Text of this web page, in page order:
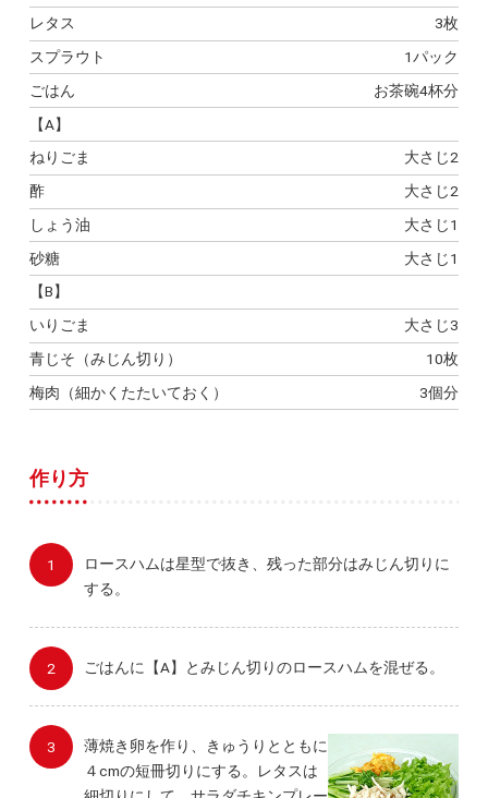
レタス
3枚
スプラウト
1パック
ごはん
お茶碗4杯分
【A】
ねりごま
大さじ2
酢
大さじ2
しょう油
大さじ1
砂糖
大さじ1
【B】
いりごま
大さじ3
青じそ（みじん切り）
10枚
梅肉（細かくたたいておく）
3個分
作り方
ロースハムは星型で抜き、残った部分はみじん切りに
する。
ごはんに【A】とみじん切りのロースハムを混ぜる。
薄焼き卵を作り、きゅうりとともに
４cmの短冊切りにする。レタスは